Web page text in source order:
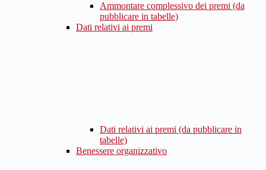
Ammontare complessivo dei premi (da
pubblicare in tabelle)
Dati relativi ai premi
Dati relativi ai premi (da pubblicare in
tabelle)
Benessere organizzativo